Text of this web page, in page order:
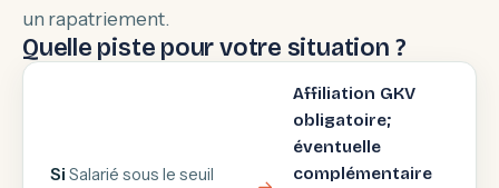
un rapatriement.
Quelle piste pour votre situation ?
Si Salarié sous le seuil
Affiliation GKV
obligatoire;
éventuelle
complémentaire